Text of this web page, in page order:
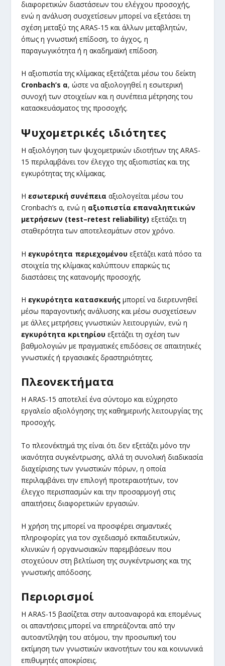
διαφορετικών διαστάσεων του ελέγχου προσοχής,
ενώ η ανάλυση συσχετίσεων μπορεί να εξετάσει τη
σχέση μεταξύ της ARAS-15 και άλλων μεταβλητών,
όπως η γνωστική επίδοση, το άγχος, η
παραγωγικότητα ή η ακαδημαϊκή επίδοση.
Η αξιοπιστία της κλίμακας εξετάζεται μέσω του δείκτη
Cronbach’s α, ώστε να αξιολογηθεί η εσωτερική
συνοχή των στοιχείων και η συνέπεια μέτρησης του
κατασκευάσματος της προσοχής.
Ψυχομετρικές ιδιότητες
Η αξιολόγηση των ψυχομετρικών ιδιοτήτων της ARAS-
15 περιλαμβάνει τον έλεγχο της αξιοπιστίας και της
εγκυρότητας της κλίμακας.
Ηεσωτερική συνέπεια αξιολογείται μέσω του
Cronbach’s α, ενώ η αξιοπιστία επαναληπτικών
μετρήσεων (test–retest reliability) εξετάζει τη
σταθερότητα των αποτελεσμάτων στον χρόνο.
Ηεγκυρότητα περιεχομένου εξετάζει κατά πόσο τα
στοιχεία της κλίμακας καλύπτουν επαρκώς τις
διαστάσεις της κατανομής προσοχής.
Ηεγκυρότητα κατασκευής μπορεί να διερευνηθεί
μέσω παραγοντικής ανάλυσης και μέσω συσχετίσεων
με άλλες μετρήσεις γνωστικών λειτουργιών, ενώ η
εγκυρότητα κριτηρίου εξετάζει τη σχέση των
βαθμολογιών με πραγματικές επιδόσεις σε απαιτητικές
γνωστικές ή εργασιακές δραστηριότητες.
Πλεονεκτήματα
Η ARAS-15 αποτελεί ένα σύντομο και εύχρηστο
εργαλείο αξιολόγησης της καθημερινής λειτουργίας της
προσοχής.
Το πλεονέκτημά της είναι ότι δεν εξετάζει μόνο την
ικανότητα συγκέντρωσης, αλλά τη συνολική διαδικασία
διαχείρισης των γνωστικών πόρων, η οποία
περιλαμβάνει την επιλογή προτεραιοτήτων, τον
έλεγχο περισπασμών και την προσαρμογή στις
απαιτήσεις διαφορετικών εργασιών.
Η χρήση της μπορεί να προσφέρει σημαντικές
πληροφορίες για τον σχεδιασμό εκπαιδευτικών,
κλινικών ή οργανωσιακών παρεμβάσεων που
στοχεύουν στη βελτίωση της συγκέντρωσης και της
γνωστικής απόδοσης.
Περιορισμοί
Η ARAS-15 βασίζεται στην αυτοαναφορά και επομένως
οι απαντήσεις μπορεί να επηρεάζονται από την
αυτοαντίληψη του ατόμου, την προσωπική του
εκτίμηση των γνωστικών ικανοτήτων του και κοινωνικά
επιθυμητές αποκρίσεις.